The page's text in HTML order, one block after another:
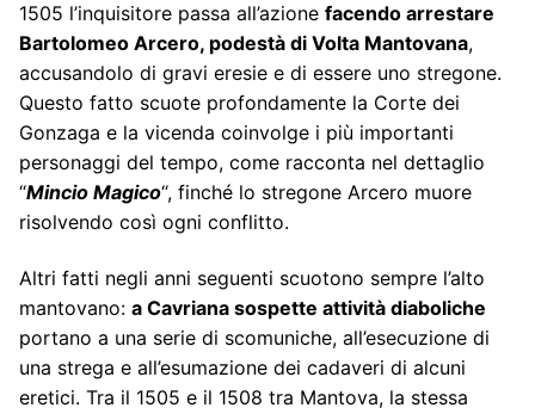
1505 l’inquisitore passa all’azione facendo arrestare
Bartolomeo Arcero, podestà di Volta Mantovana,
accusandolo di gravi eresie e di essere uno stregone.
Questo fatto scuote profondamente la Corte dei
Gonzaga e la vicenda coinvolge i più importanti
personaggi del tempo, come racconta nel dettaglio
“Mincio Magico“, finché lo stregone Arcero muore
risolvendo così ogni conflitto.
Altri fatti negli anni seguenti scuotono sempre l’alto
mantovano: a Cavriana sospette attività diaboliche
portano a una serie di scomuniche, all’esecuzione di
una strega e all’esumazione dei cadaveri di alcuni
eretici. Tra il 1505 e il 1508 tra Mantova, la stessa